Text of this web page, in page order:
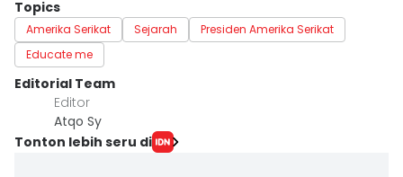
Topics
Amerika Serikat Sejarah
Presiden Amerika Serikat
Educate me
Editorial Team
Editor
Atqo Sy
Tonton lebih seru di